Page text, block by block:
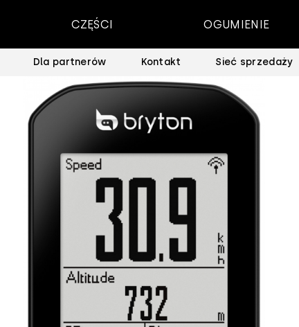
CZĘŚCI OGUMIENIE
Dla partnerów Kontakt Sieć sprzedaży